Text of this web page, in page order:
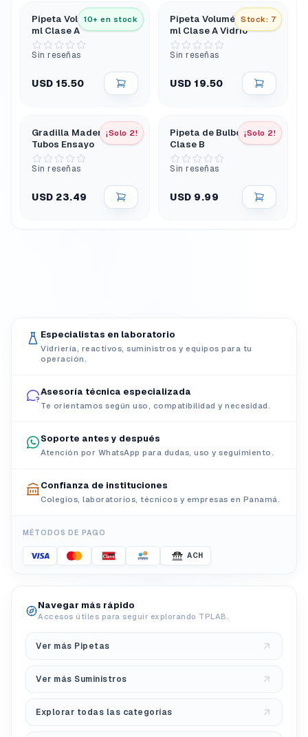
10+ en stock
Pipeta Volumétrica 10
ml Clase A
Sin reseñas
USD 15.50
Stock: 7
Pipeta Volumétrica 50
ml Clase A Vidrio
Sin reseñas
USD 19.50
¡Solo 2!
Gradilla Madera 12
Tubos Ensayo
Sin reseñas
USD 23.49
¡Solo 2!
Pipeta de Bulbo 5 ml
Clase B
Sin reseñas
USD 9.99
Especialistas en laboratorio
Vidriería, reactivos, suministros y equipos para tu
operación.
Asesoría técnica especializada
Te orientamos según uso, compatibilidad y necesidad.
Soporte antes y después
Atención por WhatsApp para dudas, uso y seguimiento.
Confianza de instituciones
Colegios, laboratorios, técnicos y empresas en Panamá.
MÉTODOS DE PAGO
ACH
Navegar más rápido
Accesos útiles para seguir explorando TPLAB.
Ver más Pipetas
Ver más Suministros
Explorar todas las categorías